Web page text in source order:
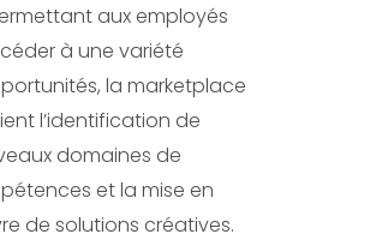
aux employés
à une variété
la marketplace
l’identification de
domaines de
et la mise en
de solutions créatives.